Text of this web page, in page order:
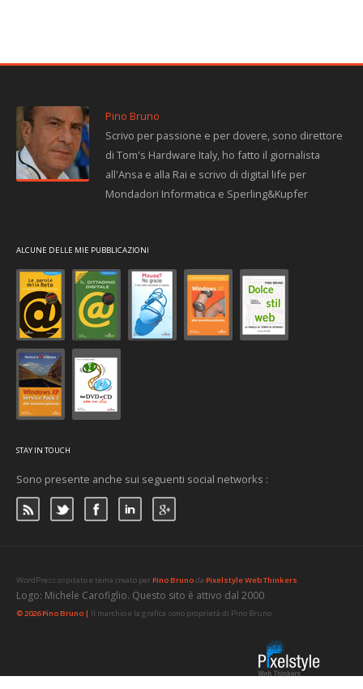
Pino Bruno
Scrivo per passione e per dovere, sono direttore
di Tom's Hardware Italy, ho fatto il giornalista
all'Ansa e alla Rai e scrivo di digital life per
Mondadori Informatica e Sperling&Kupfer
ALCUNE DELLE MIE PUBBLICAZIONI
STAY IN TOUCH
Sono presente anche sui seguenti social networks :
WordPress ospitato e tema creato perPino Brunoda Pixelstyle Web Thinkers
Logo: Michele Carofiglio. Questo sito è attivo dal 2000
© 2026 Pino Bruno | Il marchio e la grafica sono proprietà di Pino Bruno